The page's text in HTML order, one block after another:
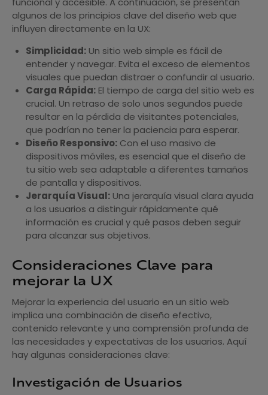
algunos de los principios clave del diseño web que
influyen directamente en la UX:
Simplicidad:Un sitio web simple es fácil de
entender y navegar. Evita el exceso de elementos
visuales que puedan distraer o confundir al usuario.
Carga Rápida:El tiempo de carga del sitio web es
crucial. Un retraso de solo unos segundos puede
resultar en la pérdida de visitantes potenciales,
que podrían no tener la paciencia para esperar.
Diseño Responsivo:Con el uso masivo de
dispositivos móviles, es esencial que el diseño de
tu sitio web sea adaptable a diferentes tamaños
de pantalla y dispositivos.
Jerarquía Visual:Una jerarquía visual clara ayuda
a los usuarios a distinguir rápidamente qué
información es crucial y qué pasos deben seguir
para alcanzar sus objetivos.
Consideraciones Clave para
mejorar la UX
Mejorar la experiencia del usuario en un sitio web
implica una combinación de diseño efectivo,
contenido relevante y una comprensión profunda de
las necesidades y expectativas de los usuarios. Aquí
hay algunas consideraciones clave:
Investigación de Usuarios